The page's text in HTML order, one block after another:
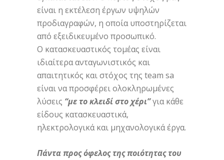
είναι η εκτέλεση έργων υψηλών
προδιαγραφών, η οποία υποστηρίζεται
από εξειδικευμένο προσωπικό.
Ο κατασκευαστικός τομέας είναι
ιδιαίτερα ανταγωνιστικός και
απαιτητικός και στόχος της team sa
είναι να προσφέρει ολοκληρωμένες
λύσεις “με το κλειδί στο χέρι”για κάθε
είδους κατασκευαστικά,
ηλεκτρολογικά και μηχανολογικά έργα.
Πάντα προς όφελος της ποιότητας του